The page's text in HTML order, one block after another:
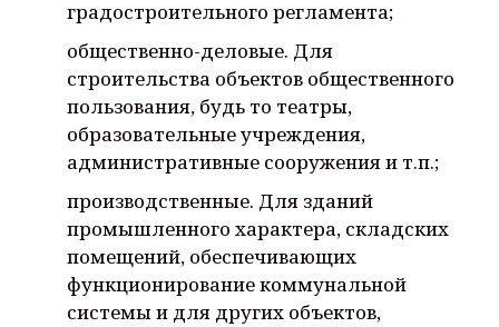
градостроительного регламента;
общественно-деловые. Для
строительства объектов общественного
пользования, будь то театры,
образовательные учреждения,
административные сооружения и т.п.;
производственные. Для зданий
промышленного характера, складских
помещений, обеспечивающих
функционирование коммунальной
системы и для других объектов,